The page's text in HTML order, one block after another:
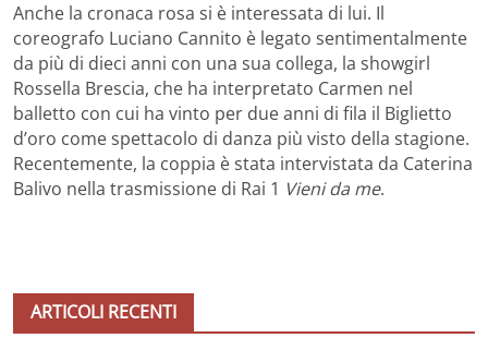
Anche la cronaca rosa si è interessata di lui. Il
coreografo Luciano Cannito è legato sentimentalmente
da più di dieci anni con una sua collega, la showgirl
Rossella Brescia, che ha interpretato Carmen nel
balletto con cui ha vinto per due anni di fila il Biglietto
d’oro come spettacolo di danza più visto della stagione.
Recentemente, la coppia è stata intervistata da Caterina
Balivo nella trasmissione di Rai 1 Vieni da me.
ARTICOLI RECENTI